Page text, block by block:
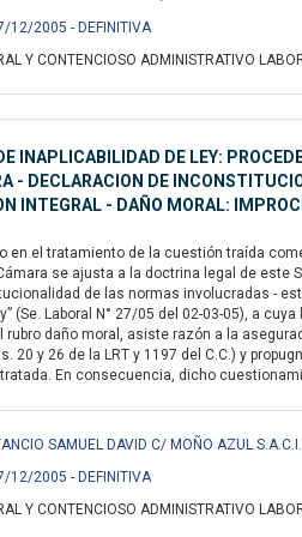
12/2005 - DEFINITIVA
Y CONTENCIOSO ADMINISTRATIVO
INAPLICABILIDAD DE LEY:
- DECLARACION DE
INTEGRAL - DAÑO MORAL:
en el tratamiento de la cuestión traída
se ajusta a la doctrina legal de este
de las normas involucradas -
(Se. Laboral N° 27/05 del 02-03-05), a
rubro daño moral, asiste razón a la
20 y 26 de la LRT y 1197 del C.C.) y
En consecuencia, dicho
SAMUEL DAVID C/ MOÑO AZUL
12/2005 - DEFINITIVA
Y CONTENCIOSO ADMINISTRATIVO